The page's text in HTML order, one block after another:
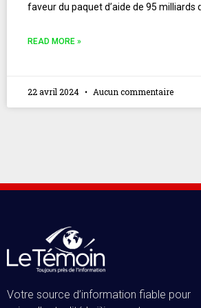
faveur du paquet d’aide de 95 milliards
READ MORE »
22 avril 2024 Aucun commentaire
Votre source d’information fiable pour